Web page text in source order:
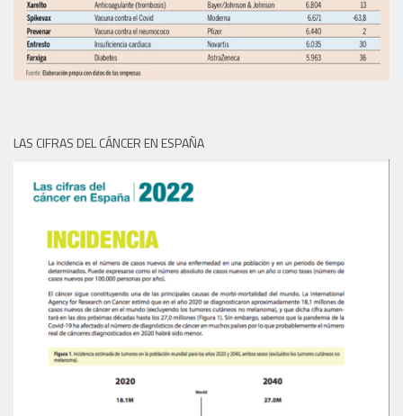
LAS CIFRAS DEL CÁNCER EN ESPAÑA